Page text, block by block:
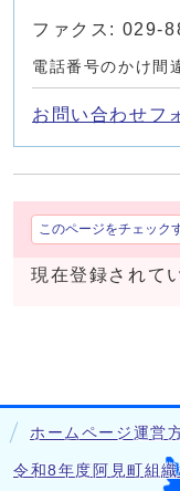
ファクス: 029-
電話番号のかけ間
お問い合わせフ
このページをチェック
現在登録されて
ホームページ運営
令和8年度阿見町組織